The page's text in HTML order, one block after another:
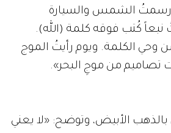
رسمتُ الشمس والسيارة
نبعاً كُتب فوقه كلمة (الله).
الكلمة. ويوم رأيتُ الموج
من موجِ البحر».
بالذهب الأبيض، وتوضح: «لا يعني